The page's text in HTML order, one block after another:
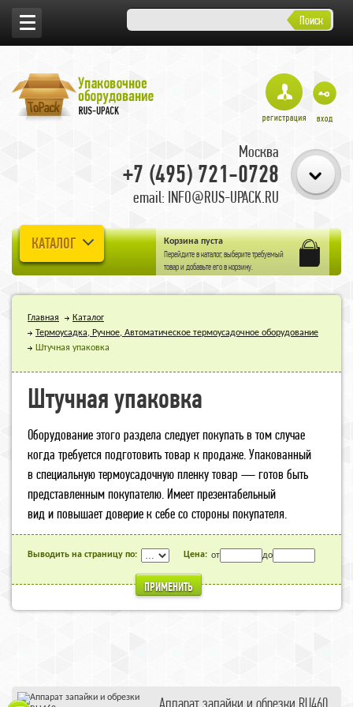
Поиск
Москва
+7 (495) 721-0728
email: INFO@RUS-UPACK.RU
КАТАЛОГ Корзина пуста
Перейдите вкаталог, выберите требуемый
товар и добавьте его в корзину.
Главная
Каталог
Термоусадка, Ручное, Автоматическое термоусадочное оборудование
Штучная упаковка
Штучная упаковка
Оборудование этого раздела следует покупать в том случае
когда требуется подготовить товар к продаже. Упакованный
в специальную термоусадочную пленку товар — готов быть
представленным покупателю. Имеет презентабельный
вид и повышает доверие к себе со стороны покупателя.
Выводить на страницу по: Цена: от до
ПРИМЕНИТЬ
Аппарат запайки и обрезки RU460